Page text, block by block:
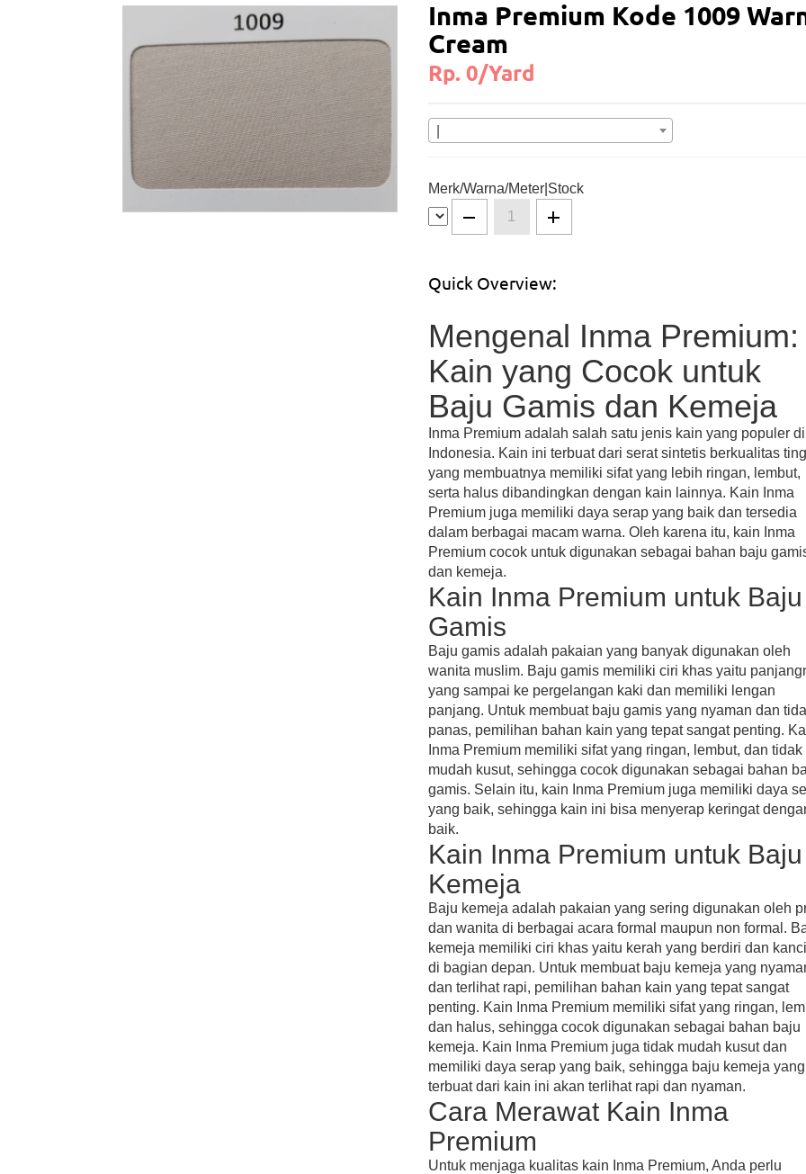
Inma Premium Kode 1009
Cream
Rp. 0/Yard
Merk/Warna/Meter|Stock
Quick Overview:
Mengenal Inma Premium:
Kain yang Cocok untuk
Baju Gamis dan Kemeja
Inma Premium adalah salah satu jenis kain yang populer di
Indonesia. Kain ini terbuat dari serat sintetis berkualitas
yang membuatnya memiliki sifat yang lebih ringan, lembut,
serta halus dibandingkan dengan kain lainnya. Kain Inma
Premium juga memiliki daya serap yang baik dan tersedia
dalam berbagai macam warna. Oleh karena itu, kain Inma
Premium cocok untuk digunakan sebagai bahan baju
dan kemeja.
Kain Inma Premium untuk Baju
Gamis
Baju gamis adalah pakaian yang banyak digunakan oleh
wanita muslim. Baju gamis memiliki ciri khas yaitu
yang sampai ke pergelangan kaki dan memiliki lengan
panjang. Untuk membuat baju gamis yang nyaman dan
panas, pemilihan bahan kain yang tepat sangat penting.
Inma Premium memiliki sifat yang ringan, lembut, dan tidak
mudah kusut, sehingga cocok digunakan sebagai bahan
gamis. Selain itu, kain Inma Premium juga memiliki daya
yang baik, sehingga kain ini bisa menyerap keringat
baik.
Kain Inma Premium untuk Baju
Kemeja
Baju kemeja adalah pakaian yang sering digunakan oleh
dan wanita di berbagai acara formal maupun non formal.
kemeja memiliki ciri khas yaitu kerah yang berdiri dan
di bagian depan. Untuk membuat baju kemeja yang
dan terlihat rapi, pemilihan bahan kain yang tepat sangat
penting. Kain Inma Premium memiliki sifat yang ringan,
dan halus, sehingga cocok digunakan sebagai bahan baju
kemeja. Kain Inma Premium juga tidak mudah kusut dan
memiliki daya serap yang baik, sehingga baju kemeja yang
terbuat dari kain ini akan terlihat rapi dan nyaman.
Cara Merawat Kain Inma
Premium
Untuk menjaga kualitas kain Inma Premium, Anda perlu